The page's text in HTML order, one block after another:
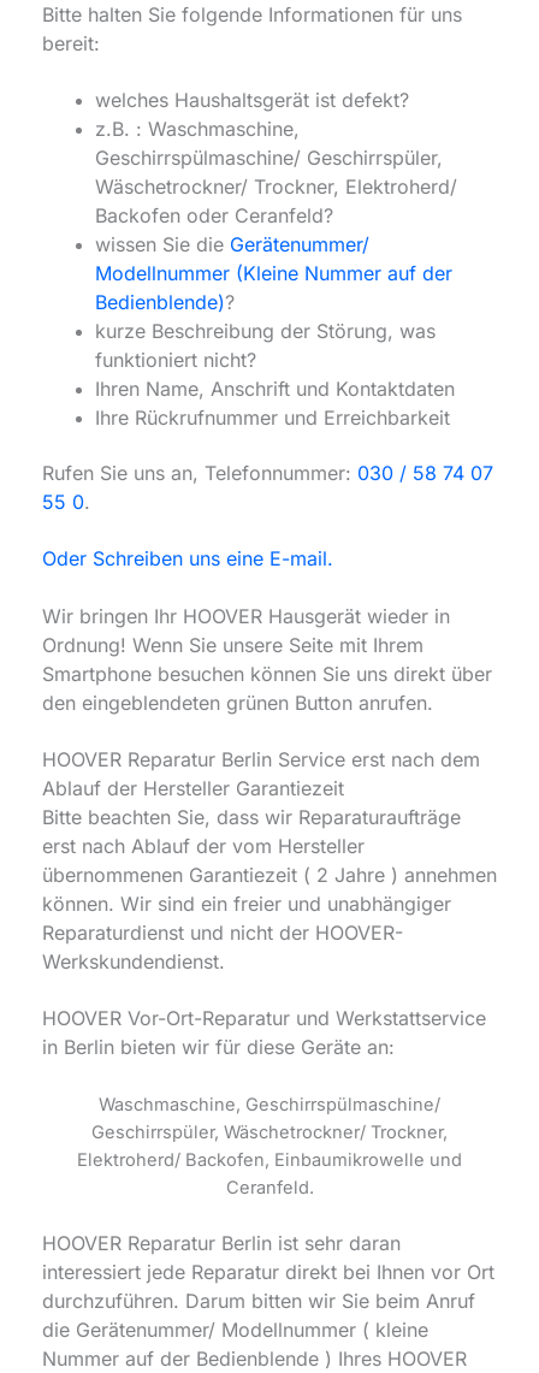
Bitte halten Sie folgende Informationen für uns
bereit:
welches Haushaltsgerät ist defekt?
z.B. : Waschmaschine,
Geschirrspülmaschine/ Geschirrspüler,
Wäschetrockner/ Trockner, Elektroherd/
Backofen oder Ceranfeld?
wissen Sie dieGerätenummer/
Modellnummer (Kleine Nummer auf der
Bedienblende)?
kurze Beschreibung der Störung, was
funktioniert nicht?
Ihren Name, Anschrift und Kontaktdaten
Ihre Rückrufnummer und Erreichbarkeit
Rufen Sie uns an, Telefonnummer: 030 / 58 74 07
55 0.
Oder Schreiben uns eine E-mail.
Wir bringen Ihr HOOVER Hausgerät wieder in
Ordnung! Wenn Sie unsere Seite mit Ihrem
Smartphone besuchen können Sie uns direkt über
den eingeblendeten grünen Button anrufen.
HOOVER Reparatur Berlin Service erst nach dem
Ablauf der Hersteller Garantiezeit
Bitte beachten Sie, dass wir Reparaturaufträge
erst nach Ablauf der vom Hersteller
übernommenen Garantiezeit ( 2 Jahre ) annehmen
können. Wir sind ein freier und unabhängiger
Reparaturdienst und nicht der HOOVER-
Werkskundendienst.
HOOVER Vor-Ort-Reparatur und Werkstattservice
in Berlin bieten wir für diese Geräte an:
Waschmaschine, Geschirrspülmaschine/
Geschirrspüler, Wäschetrockner/ Trockner,
Elektroherd/ Backofen, Einbaumikrowelle und
Ceranfeld.
HOOVER Reparatur Berlin ist sehr daran
interessiert jede Reparatur direkt bei Ihnen vor Ort
durchzuführen. Darum bitten wir Sie beim Anruf
die Gerätenummer/ Modellnummer ( kleine
Nummer auf der Bedienblende ) Ihres HOOVER